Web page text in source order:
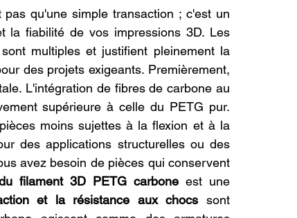
qu'une simple transaction ; c'est un
la fiabilité de vos impressions 3D. Les
multiples et justifient pleinement la
des projets exigeants. Premièrement,
L'intégration de fibres de carbone au
supérieure à celle du PETG pur.
moins sujettes à la flexion et à la
des applications structurelles ou des
avez besoin de pièces qui conservent
filament 3D PETG carbone est une
et la résistance aux chocs sont